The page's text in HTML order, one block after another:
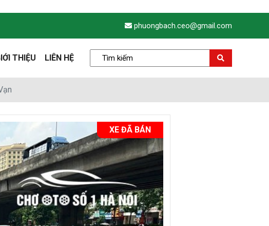
phuongbach.ceo@gmail.com
THIỆU LIÊN HỆ
XE ĐÃ BÁN